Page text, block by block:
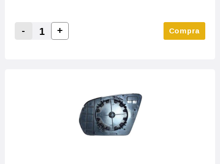
Decrease Quantity:
-
Increase Quantity:
+ Compra